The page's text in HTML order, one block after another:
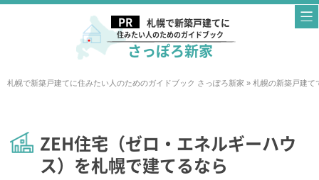
札幌で新築戸建てに
住みたい人のためのガイドブック
さっぽろ新家
札幌で新築戸建てに住みたい人のためのガイドブック さっぽろ新家 » 札幌の新築戸建て
ZEH住宅（ゼロ・エネルギーハウ
ス）を札幌で建てるなら